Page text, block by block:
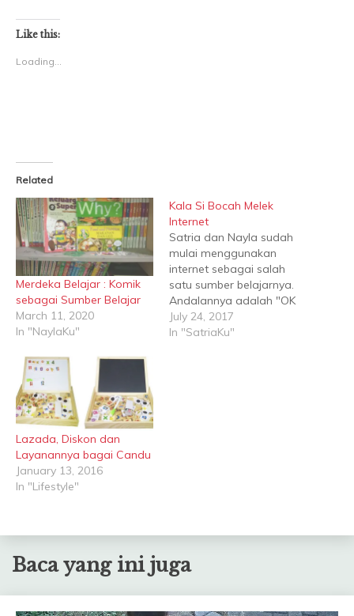
Twitter
(Opens
in
window)
Like this:
Loading...
Related
Merdeka Belajar : Komik
sebagai Sumber Belajar
March 11, 2020
In "NaylaKu"
Kala Si Bocah Melek
Internet
Satria dan Nayla sudah
mulai menggunakan
internet sebagai salah
satu sumber belajarnya.
Andalannya adalah "OK
Google ..." setiap kali
mencari informasi yang
July 24, 2017
In "SatriaKu"
Lazada, Diskon dan
Layanannya bagai Candu
January 13, 2016
In "Lifestyle"
Baca yang ini juga